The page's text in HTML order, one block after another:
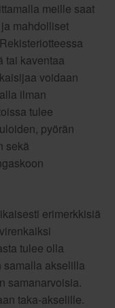
meille saat
mahdolliset
tai kaventaa
voidaan
ilman
tulee
pyörän
sekä
erimerkkisiä
tulee olla
samalla akselilla
samanarvoisia.
taka-akselille.